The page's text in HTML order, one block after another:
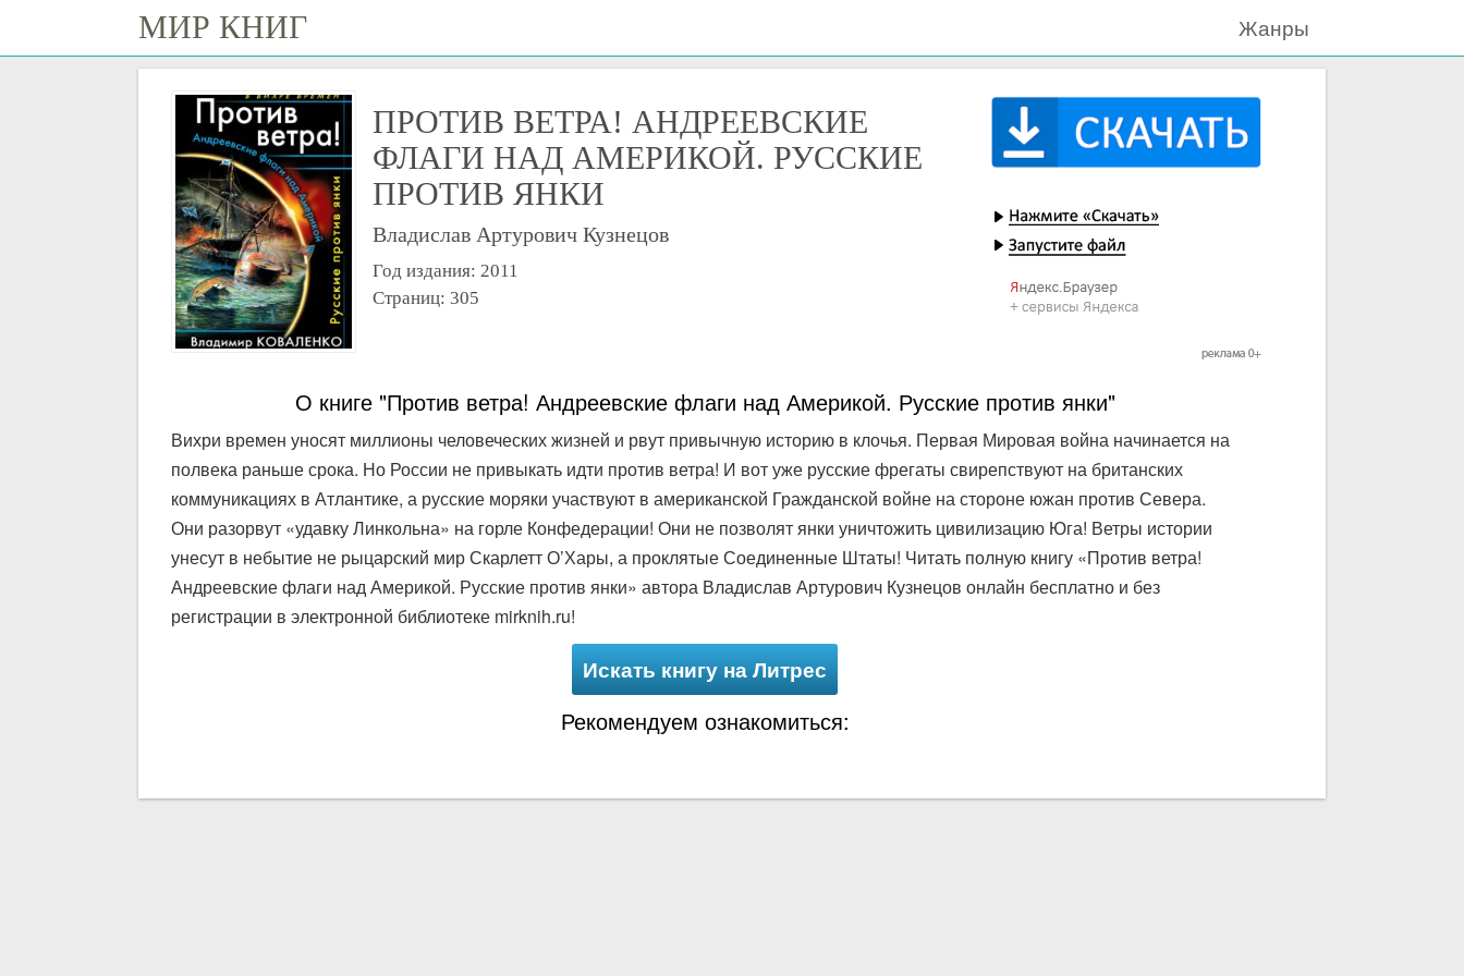
МИР КНИГ Жанры
ПРОТИВ ВЕТРА! АНДРЕЕВСКИЕ
ФЛАГИ НАД АМЕРИКОЙ. РУССКИЕ
ПРОТИВ ЯНКИ
Владислав Артурович Кузнецов
Год издания: 2011
Страниц: 305
О книге "Против ветра! Андреевские флаги над Америкой. Русские против янки"
Вихри времен уносят миллионы человеческих жизней и рвут привычную историю в клочья. Первая Мировая война начинается на
полвека раньше срока. Но России не привыкать идти против ветра! И вот уже русские фрегаты свирепствуют на британских
коммуникациях в Атлантике, а русские моряки участвуют в американской Гражданской войне на стороне южан против Севера.
Они разорвут «удавку Линкольна» на горле Конфедерации! Они не позволят янки уничтожить цивилизацию Юга! Ветры истории
унесут в небытие не рыцарский мир Скарлетт О’Хары, а проклятые Соединенные Штаты! Читать полную книгу «Против ветра!
Андреевские флаги над Америкой. Русские против янки» автора Владислав Артурович Кузнецов онлайн бесплатно и без
регистрации в электронной библиотеке mirknih.ru!
Искать книгу на Литрес
Рекомендуем ознакомиться: